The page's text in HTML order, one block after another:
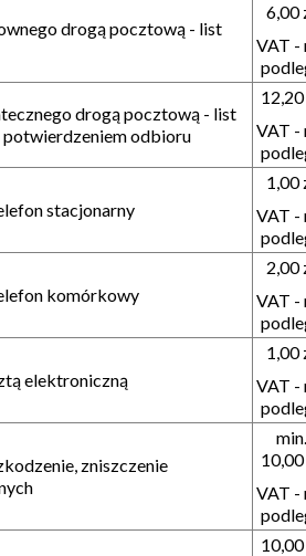
drogą pocztową - list
6,00
VAT -
drogą pocztową - list
odbioru
12,20
VAT -
stacjonarny
1,00
VAT -
komórkowy
2,00
VAT -
elektroniczną
1,00
VAT -
zniszczenie
min.
10,00
VAT -
10,00